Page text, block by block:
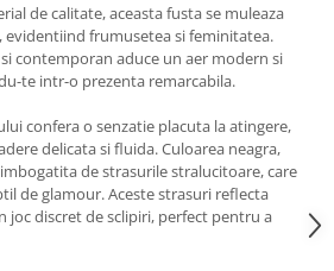
de calitate, aceasta fusta se muleaza
evidentiind frumusetea si feminitatea.
contemporan aduce un aer modern si
te intr-o prezenta remarcabila.
confera o senzatie placuta la atingere,
delicata si fluida. Culoarea neagra,
de strasurile stralucitoare, care
de glamour. Aceste strasuri reflecta
joc discret de sclipiri, perfect pentru a